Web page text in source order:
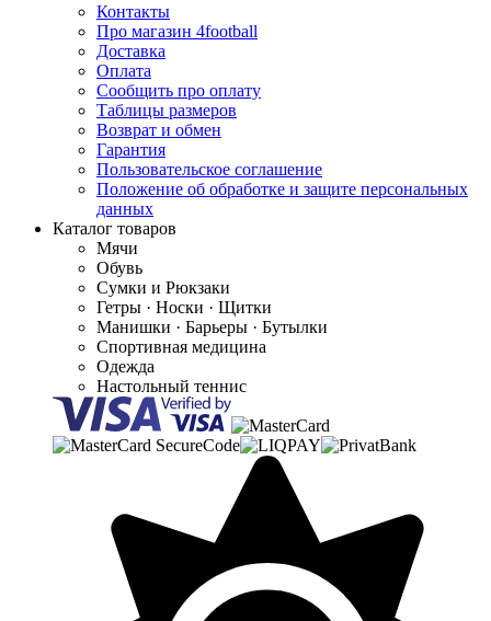
Контакты
Про магазин 4football
Доставка
Оплата
Сообщить про оплату
Таблицы размеров
Возврат и обмен
Гарантия
Пользовательское соглашение
Положение об обработке и защите персональных
данных
Каталог товаров
Мячи
Обувь
Сумки и Рюкзаки
Гетры · Носки · Щитки
Манишки · Барьеры · Бутылки
Спортивная медицина
Одежда
Настольный теннис